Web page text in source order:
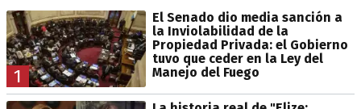
1
El Senado dio media sanción a
la Inviolabilidad de la
Propiedad Privada: el Gobierno
tuvo que ceder en la Ley del
Manejo del Fuego